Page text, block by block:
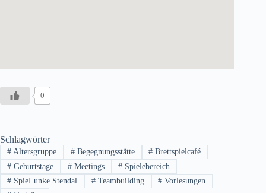
0
Schlagwörter
#Altersgruppe #Begegnungsstätte # Brettspielcafé
#Geburtstage #Meetings # Spielebereich
#SpieLunke Stendal #Teambuilding # Vorlesungen